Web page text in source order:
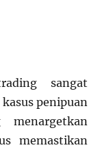
sangat
penipuan
memastikan